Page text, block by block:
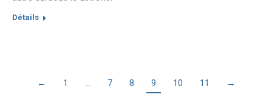
Détails
← 1 … 7 8 9 10 11 →